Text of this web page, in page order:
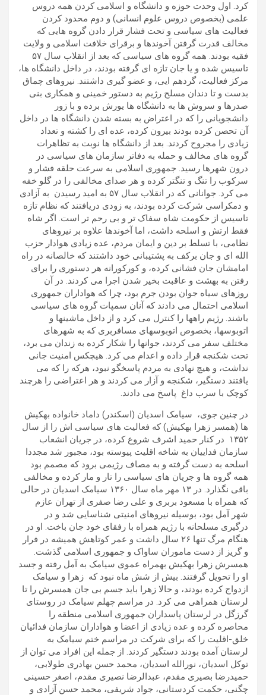
کرد. اول وحدت حوزه و دانشگاه و اسلامی کردن همه دروس
علمی (بخصوص دروس علوم انسانی) و دوم محدود کردن
فعالیت های سیاسی و تحت فشار قرار دادن گروه هایی که
مخالف قدرت گرفتن آخوندها و برقرای خلافت اسلامی و ولایت
فقیه بودند. همه گروه های سیاسی که بعد از انقلاب سال ۵۷
تاسیس شده و یا جان تازه ای گرفته بودند، در داخل دانشگاه ها،
مرکز فعالیت، گردهم ایی، و عضو گیری داشتند. نیروهای چماق
بدست و تا دندان مسلح رژیم به دستور خمینی و همکاری بنی
صدرها و سروش ها به دانشگاه ها یورش برده و با زور
دانشجویانی را که در اعتراض به بسته شدن دانشگاه ها در داخل
آن تحصن کرده بودند بیرون کرده، عده ای را کشته و تعداد
زیادی را مجروح کردند. بعد از دانشگاه ها نوبت به تظاهرات
گروه های مخالف و حمله به دفاتر سازمان های سیاسی در
درون شهرها رسید. جمهوری اسلامی به سرعت حلقه فشار و
سرکوب را تنگ و تنگتر کرده و هر صدای مخالفی را در گلو خفه
می کرد. جوانانی که در انقلاب سال ۵۷ به امید رسیدن به آزادی
و دمکراسی شرکت کرده بودند، به زودی دریافتند که نظام تازه
تاسیس از حکومت شاه سفاک تر و بی رحم تر است. اگر شاه
فقط ارتش و اسلحه داشت، اما آخوندها علاوه بر نیروهای
نظامی، با تسلط بر دین و ایمان مردم، عده زیادی هوادار حزب
الله ای و جان برکف به پشتیبانی خود داشتند که خالصانه در راه
امامشان جان فشانی کرده، و کورکورانه هر دستوری را برای
رفتن به بهشت و عاقبت بخیر شدن اجرا می کردند. در آن
روزهای سیاه جوان بودن جرم بود، چرا که هواداران جمهوری
اسلامی احتمال می دادند که آنان سمپات گروه های سیاسی
باشند. رژیم راهها را کنترل می کرد و از داخل ماشینها و
اتوبوسها، بخصوص اتوبوسهای مسافربری که به شهرهای
مختلف سفر می کردند، جوانها را شکار کرده به زندان می برد،
تحت شکنجه قرار داده و اعدام می کرد. هیچکس امنیت جانی
نداشت، و هیچ نهادی به مردم پاسخگو نبود، هرکه را که می
یافتند دستگیر، شکنجه و آزار می کردند و هر اعتراضی را هرچند
کوچک با سرب داغ پاسخ می دادند.
در چنین جوی، سیامک اسدیان (اسکندر) داماد خانواده بهکیش
ها (همسر زهرا بهکیش) که فعالیت های سیاسی اش را از سال
۱۳۵۲ در کنار حمید اشرف شروع کرده، در جریان انشعاب
سازمان فداییان به شاخه اقلیت پیوسته بود، مجبور شد مجددا
اسلحه به دست گرفته و به مصاف رژیمی برود که مصمم بود
همه گروه ها و جریان های سیاسی را تار و مار کرده و مخالفی
باقی نگذارد. در ۱۳ مهر ماه سال ۱۳۶۰ سیامک اسدیان در حالی
که همراه با مسعود بربری و علی رضا صفری از تهران عازم
شهر آمل بود، بوسیله نیروهای امنیتی شناسایی شد و در
درگیری مسلحانه با رژیم همراه با رفقای خود جان باخت. او در
هنگام مرگ تنها ۲۶ سال داشت و عمر کوتاهش همیشه در فرار
و گریز از دست ماموران ساواک و جمهوری اسلامی گذشت.
همسرش زهرا بهکیش بهمراه عموی سیامک به آمل رفته و جسد
او را تحویل گرفتند. بیش از شش ماه نبود که زهرا و سیامک
ازدواج کرده بودند، و حالا زهرا باید جسم بی جان همسرش را تا
لرستان همراهی می کرد. در مراسم چهلم سیامک در روستای
گرزگل در لرستان پاسداران جمهوری اسلامی منطقه را
محاصره کرده و عده زیادی از اعضا و هواداران سازمان فدائیان
خلق-اقلیت را که برای شرکت در مراسم ختم سیامک به
لرستان آمده بودند دستگیر کردند. از جمله این افراد می توان از
توکل اسدیان، نورالله اسدیان، محمد حسن بهادری طولابی،
حمیدرضا بصیری مقدم، عبدالرضا نصیری مقدم، اصغر حسینی
چگنی، حکمت کردستانی، جواد شریفی، محمد حسن آزادی و